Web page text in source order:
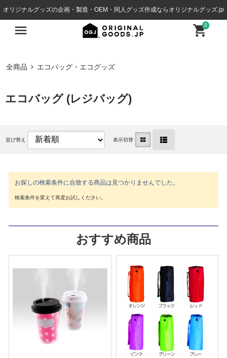
オリジナルグッズの企画・製造・OEM・同人グッズ作成ならオリジナルグッズ.jp
0
全商品 エコバッグ・エコグッズ
エコバッグ (レジバッグ)
並び替え 表示切替
お探しの検索条件に合致する商品は見つかりませんでした。
おすすめ商品